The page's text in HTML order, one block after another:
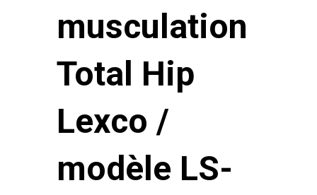
musculation
Total Hip
Lexco /
modèle LS-